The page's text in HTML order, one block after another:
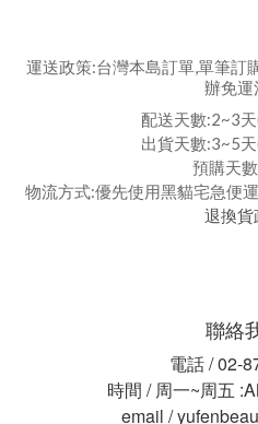
運送政策:台灣本島訂單,單筆訂
辦免運
配送天數:2~3
出貨天數:3~5
預購天
物流方式:優先使用黑貓宅急便
退換貨
聯絡
電話 / 02-
時間 / 周一~周五
email /